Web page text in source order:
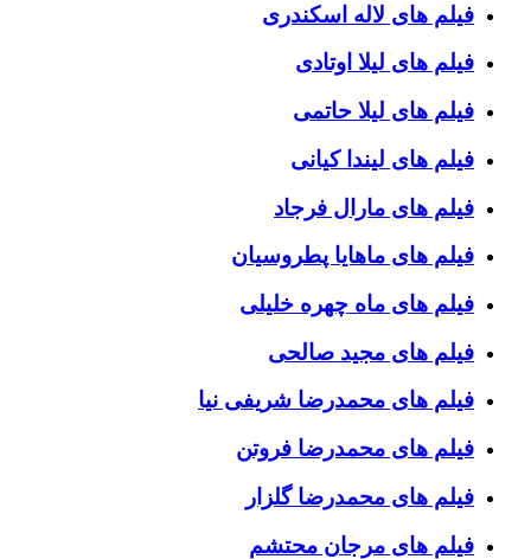
فیلم های لاله اسکندری
فیلم های لیلا اوتادی
فیلم های لیلا حاتمی
فیلم های لیندا کیانی
فیلم های مارال فرجاد
فیلم های ماهایا پطروسیان
فیلم های ماه چهره خلیلی
فیلم های مجید صالحی
فیلم های محمدرضا شریفی نیا
فیلم های محمدرضا فروتن
فیلم های محمدرضا گلزار
فیلم های مرجان محتشم